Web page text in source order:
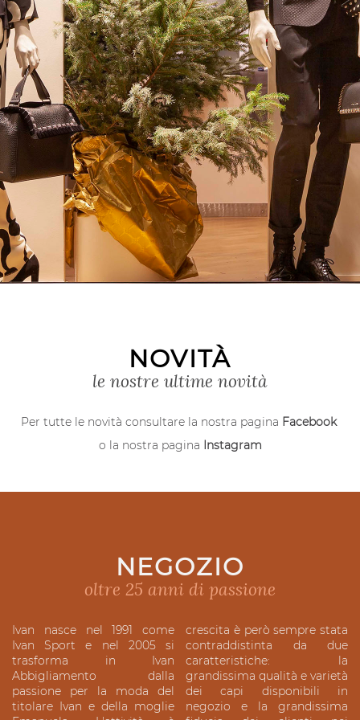
NOVITÀ
le nostre ultime novità
Per tutte le novità consultare la nostra pagina Facebook
o la nostra pagina Instagram
NEGOZIO
oltre 25 anni di passione
Ivan nasce nel 1991 come
Ivan Sport e nel 2005 si
trasforma in Ivan
Abbigliamento dalla
passione per la moda del
titolare Ivan e della moglie
crescita è però sempre stata
contraddistinta da due
caratteristiche: la
grandissima qualità e varietà
dei capi disponibili in
negozio e la grandissima